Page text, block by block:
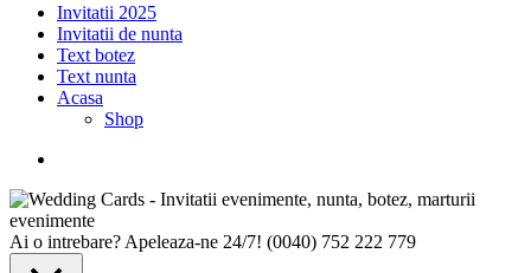
Invitatii 2025
Invitatii de nunta
Text botez
Text nunta
Acasa
Shop
Ai o intrebare? Apeleaza-ne 24/7! (0040) 752 222 779